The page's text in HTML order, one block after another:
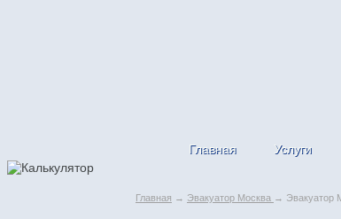
Главная Услуги
Главная → Эвакуатор Москва → Эвакуатор